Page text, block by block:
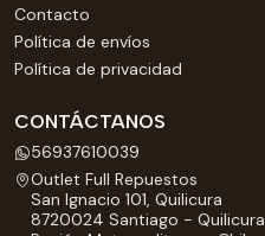
Contacto
Política de envíos
Política de privacidad
CONTÁCTANOS
56937610039
Outlet Full Repuestos
San Ignacio 101, Quilicura
8720024 Santiago - Quilicura